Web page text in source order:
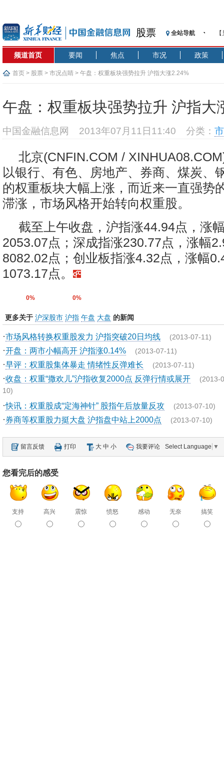
股票 全站导航
记
央
沥
济
频道首页 要闻 焦点 市况 政策
首页 > 股票 > 市况点睛 > 午盘：权重板块强势拉升 沪指大涨2.24%
午盘：权重板块强势拉升 沪指大
中国金融信息网 2013年07月11日11:40 分类：
北京(CNFIN.COM /
以银行、有色、房地产、券商、煤炭、
的权重板块大幅上涨，而近来一直强势
滞涨，市场风格开始转向权重股。
截至上午收盘，沪指涨44.94点，涨
2053.07点；深成指涨230.77点，涨幅
8082.02点；创业板指涨4.32点，涨幅
1073.17点。
0% 0%
更多关于 沪深股市 沪指 午盘 大盘 的新闻
·市场风格转换权重股发力 沪指突破20日均线 (2013-07-11)
·开盘：两市小幅高开 沪指涨0.14% (2013-07-11)
·早评：权重股集体暴走 情绪性反弹难长 (2013-07-11)
·收盘：权重“撒欢儿”沪指收复2000点 反弹行情或展开 (2013-
10)
·快讯：权重股成“定海神针” 股指午后放量反攻 (2013-07-10)
·券商等权重股力挺大盘 沪指盘中站上2000点 (2013-07-10)
留言反馈 打印 大 中 小 我要评论 Select Language ▼
您看完后的感受
支持 高兴 震惊 愤怒 感动 无奈 搞笑